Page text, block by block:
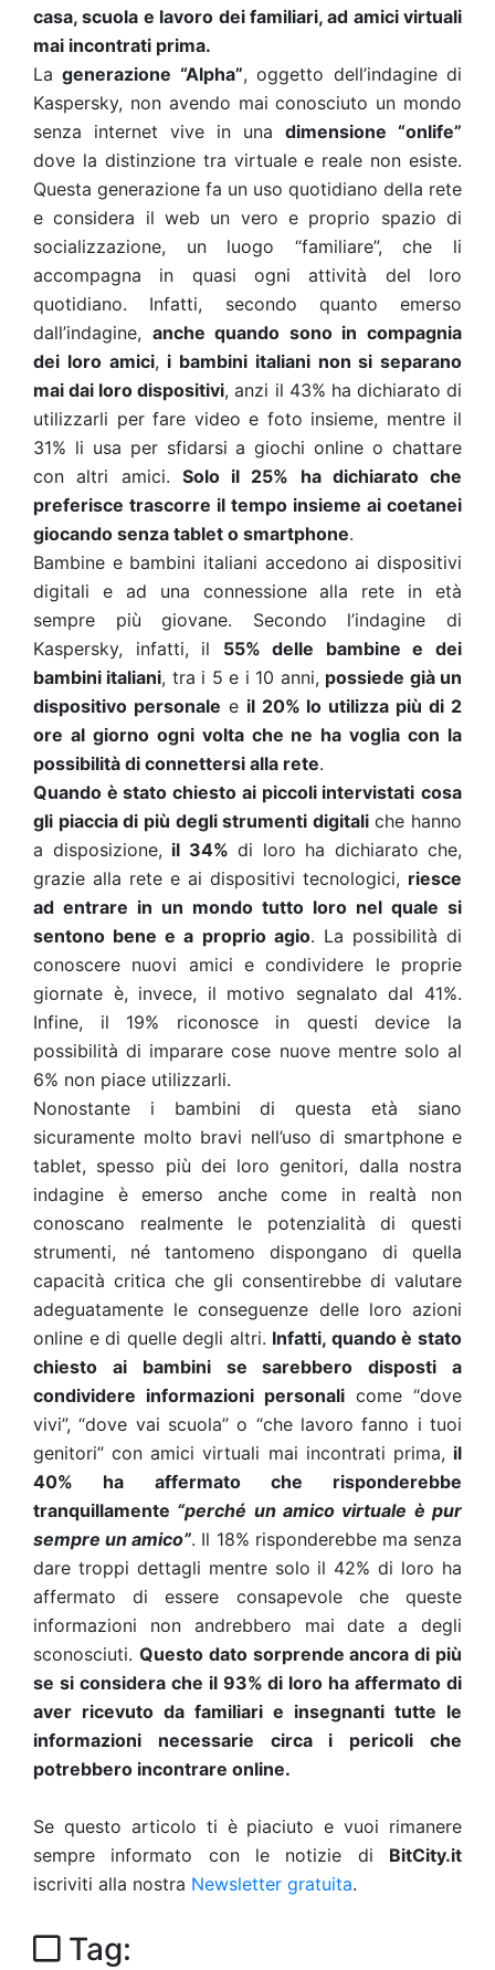
casa, scuola e lavoro dei familiari, ad amici virtuali
mai incontrati prima.
Lagenerazione “Alpha”, oggetto dell’indagine di
Kaspersky, non avendo mai conosciuto un mondo
senza internet vive in una dimensione “onlife”
dove la distinzione tra virtuale e reale non esiste.
Questa generazione fa un uso quotidiano della rete
e considera il web un vero e proprio spazio di
socializzazione, un luogo “familiare”, che li
accompagna in quasi ogni attività del loro
quotidiano. Infatti, secondo quanto emerso
dall’indagine, anche quando sono in compagnia
dei loro amici, i bambini italiani non si separano
mai dai loro dispositivi, anzi il 43% ha dichiarato di
utilizzarli per fare video e foto insieme, mentre il
31% li usa per sfidarsi a giochi online o chattare
con altri amici. Solo il 25% ha dichiarato che
preferisce trascorre il tempo insieme ai coetanei
giocando senza tablet o smartphone.
Bambine e bambini italiani accedono ai dispositivi
digitali e ad una connessione alla rete in età
sempre più giovane. Secondo l’indagine di
Kaspersky, infatti, il 55% delle bambine e dei
bambini italiani, tra i 5 e i 10 anni, possiede già un
dispositivo personale e il 20% lo utilizza più di 2
ore al giorno ogni volta che ne ha voglia con la
possibilità di connettersi alla rete.
Quando è stato chiesto ai piccoli intervistati cosa
gli piaccia di più degli strumenti digitaliche hanno
a disposizione, il 34% di loro ha dichiarato che,
grazie alla rete e ai dispositivi tecnologici, riesce
ad entrare in un mondo tutto loro nel quale si
sentono bene e a proprio agio. La possibilità di
conoscere nuovi amici e condividere le proprie
giornate è, invece, il motivo segnalato dal 41%.
Infine, il 19% riconosce in questi device la
possibilità di imparare cose nuove mentre solo al
6% non piace utilizzarli.
Nonostante i bambini di questa età siano
sicuramente molto bravi nell’uso di smartphone e
tablet, spesso più dei loro genitori, dalla nostra
indagine è emerso anche come in realtà non
conoscano realmente le potenzialità di questi
strumenti, né tantomeno dispongano di quella
capacità critica che gli consentirebbe di valutare
adeguatamente le conseguenze delle loro azioni
online e di quelle degli altri. Infatti, quando è stato
chiesto ai bambini se sarebbero disposti a
condividere informazioni personali come “dove
vivi”, “dove vai scuola” o “che lavoro fanno i tuoi
genitori” con amici virtuali mai incontrati prima, il
40% ha affermato che risponderebbe
tranquillamente “perché un amico virtuale è pur
sempre un amico”. Il 18% risponderebbe ma senza
dare troppi dettagli mentre solo il 42% di loro ha
affermato di essere consapevole che queste
informazioni non andrebbero mai date a degli
sconosciuti. Questo dato sorprende ancora di più
se si considera che il 93% di loro ha affermato di
aver ricevuto da familiari e insegnanti tutte le
informazioni necessarie circa i pericoli che
potrebbero incontrare online.
Se questo articolo ti è piaciuto e vuoi rimanere
sempre informato con le notizie di BitCity.it
iscriviti alla nostra Newsletter gratuita.
Tag: